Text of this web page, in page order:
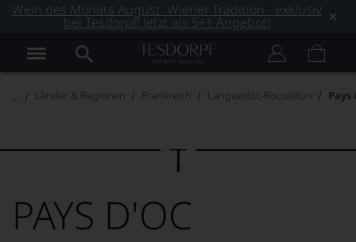
Wein des Monats August: Wiener Tradition - exklusiv
bei Tesdorpf! Jetzt als 5+1 Angebot!
Länder & Regionen Frankreich Languedoc-Roussillon Pays
PAYS D'OC